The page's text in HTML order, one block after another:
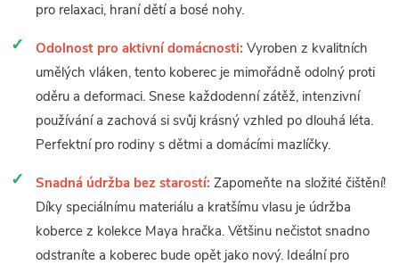
pro relaxaci, hraní dětí a bosé nohy.
Odolnost pro aktivní domácnosti: Vyroben z kvalitních
umělých vláken, tento koberec je mimořádně odolný proti
oděru a deformaci. Snese každodenní zátěž, intenzivní
používání a zachová si svůj krásný vzhled po dlouhá léta.
Perfektní pro rodiny s dětmi a domácími mazlíčky.
Snadná údržba bez starostí: Zapomeňte na složité čištění!
Díky speciálnímu materiálu a kratšímu vlasu je údržba
koberce z kolekce Maya hračka. Většinu nečistot snadno
odstraníte a koberec bude opět jako nový. Ideální pro